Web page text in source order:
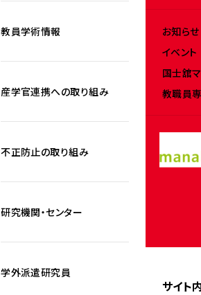
お知らせ
イベント
国士舘
教職員
サイト
教員学術情報
産学官連携への取り組み
不正防止の取り組み
研究機関・センター
学外派遣研究員